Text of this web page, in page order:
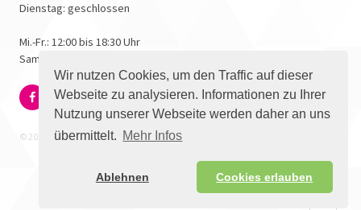
Wir nutzen Cookies, um den Traffic auf dieser
Webseite zu analysieren. Informationen zu Ihrer
Nutzung unserer Webseite werden daher an uns
übermittelt. Mehr Infos
Ablehnen Cookies erlauben
Dienstag: geschlossen
Mi.-Fr.: 12:00 bis 18:30 Uhr
Samstag: 10:00 bis 17:00 Uhr
© 2026 - Bäng Bäng Comicbuchhandlung